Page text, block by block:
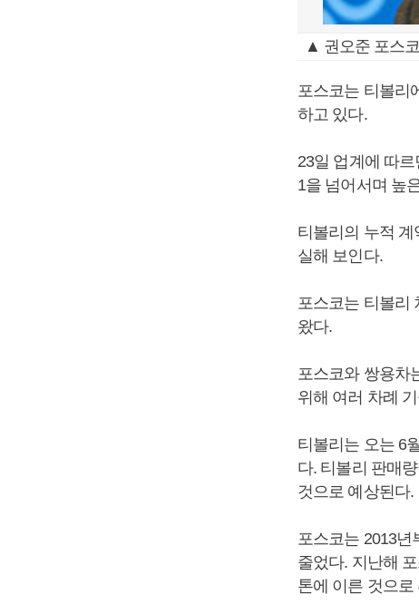
▲ 권오준 포스
포스코는 티볼리
하고 있다.
23일 업계에 따
1을 넘어서며 높
티볼리의 누적 계
실해 보인다.
포스코는 티볼리
왔다.
포스코와 쌍용차
위해 여러 차례
티볼리는 오는 6
다. 티볼리 판매
것으로 예상된다.
포스코는 2013년
줄었다. 지난해
톤에 이른 것으로